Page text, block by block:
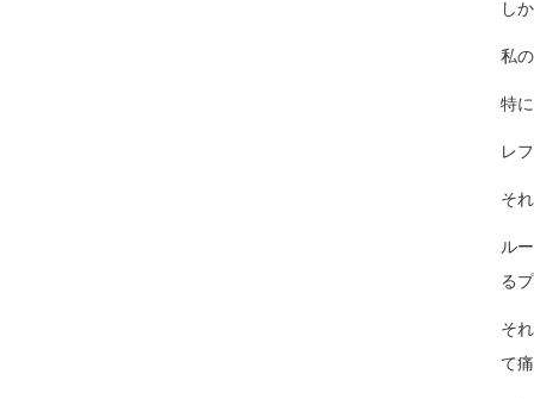
し
私
特
レ
そ
ル
る
そ
て